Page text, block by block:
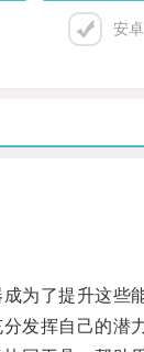
安
了提升这些能
发挥自己的潜力